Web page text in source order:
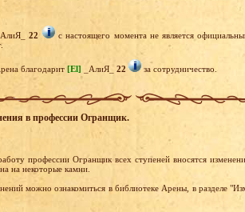
22
с настоящего момента не является
благодарит [El] _АлиЯ_ 22 за сотрудничество.
в профессии Огранщик.
профессии Огранщик всех ступеней вносятся
на некоторые камни.
можно ознакомиться в библиотеке Арены, в разделе